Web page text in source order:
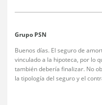
Grupo PSN
Buenos días. El seguro de
vinculado a la hipoteca, por lo
también debería finalizar. No
la tipología del seguro y el